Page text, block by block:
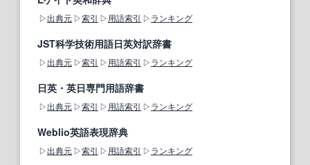
出典元 索引 用語索引 ランキング
JST科学技術用語日英対訳辞書
出典元 索引 用語索引 ランキング
日英・英日専門用語辞書
出典元 索引 用語索引 ランキング
Weblio英語表現辞典
出典元 索引 用語索引 ランキング